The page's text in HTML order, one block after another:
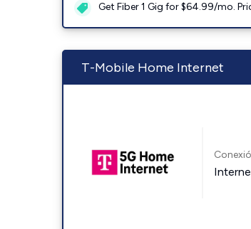
Get Fiber 1 Gig for $64.99/mo.
T-Mobile Home Internet